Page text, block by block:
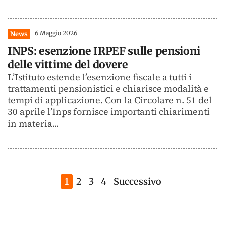
News 6 Maggio 2026
INPS: esenzione IRPEF sulle pensioni
delle vittime del dovere
L’Istituto estende l’esenzione fiscale a tutti i
trattamenti pensionistici e chiarisce modalità e
tempi di applicazione. Con la Circolare n. 51 del
30 aprile l’Inps fornisce importanti chiarimenti
in materia...
1 2 3 4 Successivo